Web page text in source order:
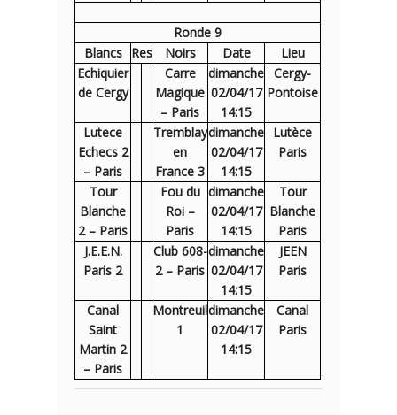
Ronde 9
Blancs
Res Noirs Date
Lieu
Echiquier
de Cergy
Carre
Magique
– Paris
dimanche
02/04/17
14:15
Cergy-
Pontoise
Lutece
Echecs 2
– Paris
Tremblay
en
France 3
dimanche
02/04/17
14:15
Lutèce
Paris
Tour
Blanche
2 – Paris
Fou du
Roi –
Paris
dimanche
02/04/17
14:15
Tour
Blanche
Paris
J.E.E.N.
Paris 2
Club 608-
2 – Paris
dimanche
02/04/17
14:15
JEEN
Paris
Canal
Saint
Martin 2
– Paris
Montreuil
1
dimanche
02/04/17
14:15
Canal
Paris